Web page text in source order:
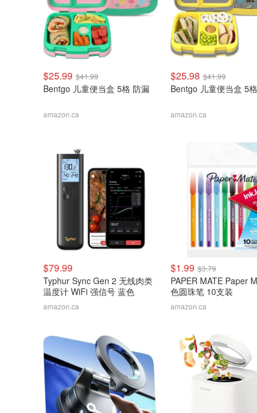
$25.99 $41.99
Bentgo 儿童便当盒 5格 防漏
amazon.ca
$25.98 $41.99
Bentgo 儿童便当盒 5
amazon.ca
$79.99
Typhur Sync Gen 2 无线肉类
温度计 WiFi 强信号 蓝色
amazon.ca
$1.99 $3.79
PAPER MATE Paper
色圆珠笔 10支装
amazon.ca